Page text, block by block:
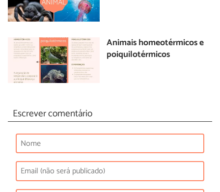
Animais homeotérmicos e
poiquilotérmicos
Escrever comentário